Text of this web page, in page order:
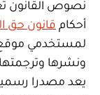
نصوص القانون
أحكام قانون حق
يعد مصدرا